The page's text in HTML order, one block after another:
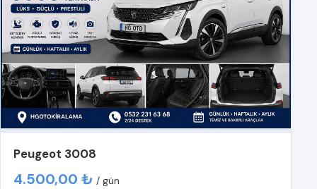
Peugeot 3008
4.500,00 ₺ / gün